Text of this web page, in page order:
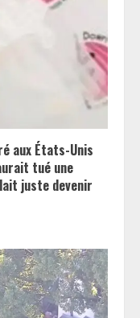
aux États-Unis
tué une
juste devenir